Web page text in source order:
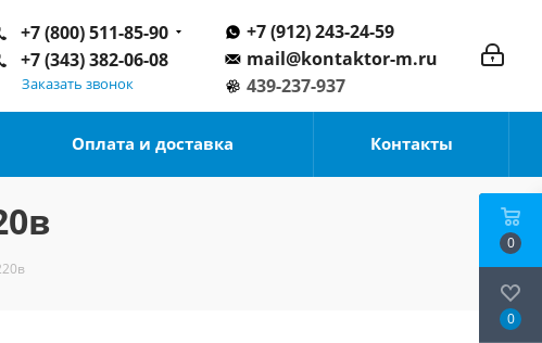
+7 (912) 243-24-59
mail@kontaktor-m.ru
439-237-937
+7 (800) 511-85-90
+7 (343) 382-06-08
Заказать звонок
Оплата и доставка Контакты
0
0